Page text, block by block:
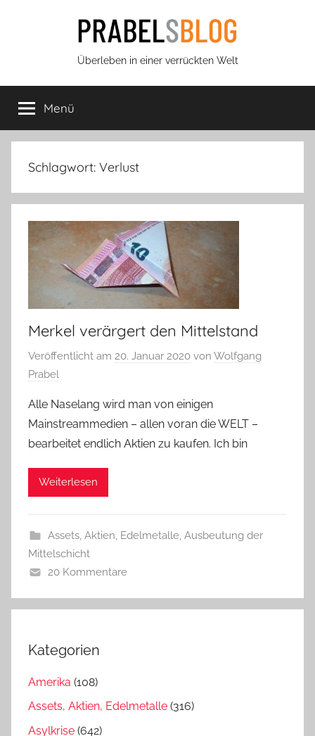
Prabels
Blog
Überleben in einer verrückten Welt
Menü
Schlagwort: Verlust
Merkel verärgert den Mittelstand
Veröffentlicht am 20. Januar 2020 von Wolfgang
Prabel
Alle Naselang wird man von einigen
Mainstreammedien – allen voran die WELT –
bearbeitet endlich Aktien zu kaufen. Ich bin
Weiterlesen
Assets, Aktien, Edelmetalle, Ausbeutung der
Mittelschicht
20 Kommentare
Kategorien
Amerika (108)
Assets, Aktien, Edelmetalle (316)
Asylkrise (642)